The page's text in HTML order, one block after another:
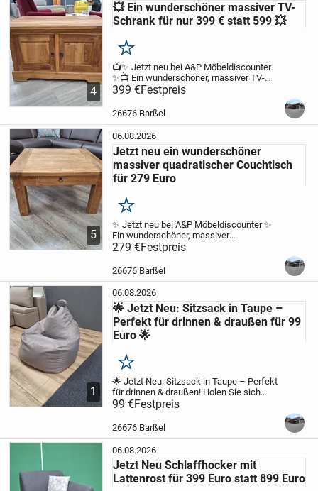
4
💥 Ein wunderschöner massiver TV-
Schrank für nur 399 € statt 599 💥
Merken
📺✨ Jetzt neu bei A&P Möbeldiscounter
✨📺 Ein wunderschöner, massiver TV-
Schrank, der durch seine stabile
Verarbeitung und sein zeitloses Design
überzeugt. Dieses Möbelstück bringt
399 €Festpreis
26676 Barßel
5
06.08.2026
Jetzt neu ein wunderschöner
massiver quadratischer Couchtisch
für 279 Euro
Merken
✨ Jetzt neu bei A&P Möbeldiscounter ✨
Ein wunderschöner, massiver
quadratischer Couchtisch im rustikalen
Stil mit markanten Ecken und Kanten.
Dieses Möbelstück überzeugt durch
seine kraftvolle...
279 €Festpreis
26676 Barßel
1
06.08.2026
🌟 Jetzt Neu: Sitzsack in Taupe –
Perfekt für drinnen & draußen für 99
Euro 🌟
Merken
🌟 Jetzt Neu: Sitzsack in Taupe – Perfekt
für drinnen & draußen! Holen Sie sich
Komfort & Stil nach Hause – mit unserem
neuen Sitzsack in Taupe aus
strapazierfähigem Outdoor-Stoff!
Angebot...
99 €Festpreis
26676 Barßel
06.08.2026
Jetzt Neu Schlaffhocker mit
Lattenrost für 399 Euro statt 899 Euro